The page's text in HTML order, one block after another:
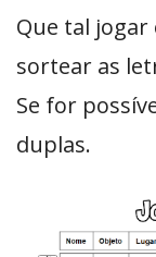
Que tal jogar
sortear as
Se for
duplas.